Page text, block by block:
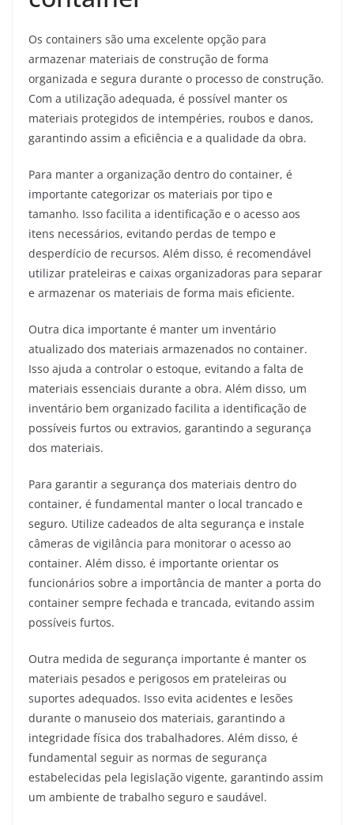
Os containers são uma excelente opção para
armazenar materiais de construção de forma
organizada e segura durante o processo de construção.
Com a utilização adequada, é possível manter os
materiais protegidos de intempéries, roubos e danos,
garantindo assim a eficiência e a qualidade da obra.
Para manter a organização dentro do container, é
importante categorizar os materiais por tipo e
tamanho. Isso facilita a identificação e o acesso aos
itens necessários, evitando perdas de tempo e
desperdício de recursos. Além disso, é recomendável
utilizar prateleiras e caixas organizadoras para separar
e armazenar os materiais de forma mais eficiente.
Outra dica importante é manter um inventário
atualizado dos materiais armazenados no container.
Isso ajuda a controlar o estoque, evitando a falta de
materiais essenciais durante a obra. Além disso, um
inventário bem organizado facilita a identificação de
possíveis furtos ou extravios, garantindo a segurança
dos materiais.
Para garantir a segurança dos materiais dentro do
container, é fundamental manter o local trancado e
seguro. Utilize cadeados de alta segurança e instale
câmeras de vigilância para monitorar o acesso ao
container. Além disso, é importante orientar os
funcionários sobre a importância de manter a porta do
container sempre fechada e trancada, evitando assim
possíveis furtos.
Outra medida de segurança importante é manter os
materiais pesados e perigosos em prateleiras ou
suportes adequados. Isso evita acidentes e lesões
durante o manuseio dos materiais, garantindo a
integridade física dos trabalhadores. Além disso, é
fundamental seguir as normas de segurança
estabelecidas pela legislação vigente, garantindo assim
um ambiente de trabalho seguro e saudável.